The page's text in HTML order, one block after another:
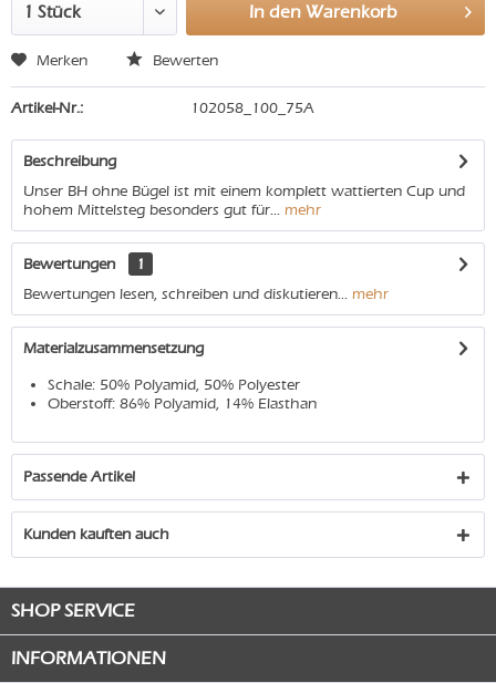
In den Warenkorb
Merken Bewerten
Artikel-Nr.: 102058_100_75A
Beschreibung
Unser BH ohne Bügel ist mit einem komplett wattierten Cup und
hohem Mittelsteg besonders gut für... mehr
Bewertungen
1
Bewertungen lesen, schreiben und diskutieren... mehr
Materialzusammensetzung
Schale: 50% Polyamid, 50% Polyester
Oberstoff: 86% Polyamid, 14% Elasthan
Passende Artikel
Kunden kauften auch
SHOP SERVICE
INFORMATIONEN